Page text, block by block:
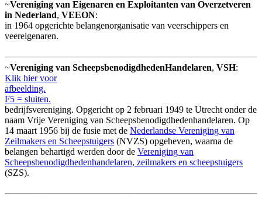
~Vereniging van Eigenaren en Exploitanten van Overzetveren
in Nederland, VEEON:
in 1964 opgerichte belangenorganisatie van veerschippers en
veereigenaren.
~Vereniging van Scheepsbenodigdheden­Handelaren, VSH:
Klik hier voor
afbeelding.
F5 = sluiten.
bedrijfsvereniging. Opgericht op 2 februari 1949 te Utrecht onder de
naam Vrije Vereniging van Scheepsbenodigdhedenhandelaren. Op
14 maart 1956 bij de fusie met de Nederlandse Vereniging van
Zeilmakers en Scheepstuigers (NVZS) opgeheven, waarna de
belangen behartigd werden door de Vereniging van
Scheepsbenodigdhedenhandelaren, zeilmakers en scheepstuigers
(SZS).